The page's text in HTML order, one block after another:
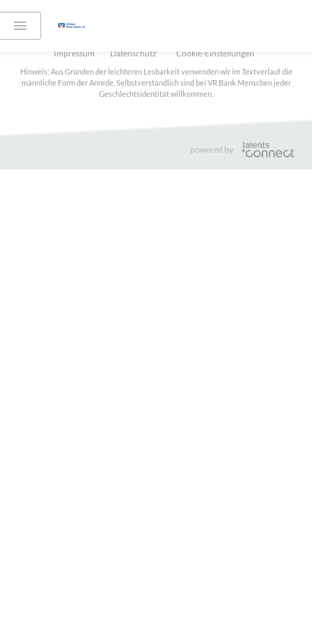
Impressum Datenschutz Cookie-Einstellungen
Hinweis: Aus Gründen der leichteren Lesbarkeit verwenden wir im Textverlauf die
männliche Form der Anrede. Selbstverständlich sind bei VR Bank Menschen jeder
Geschlechtsidentität willkommen.
powered by